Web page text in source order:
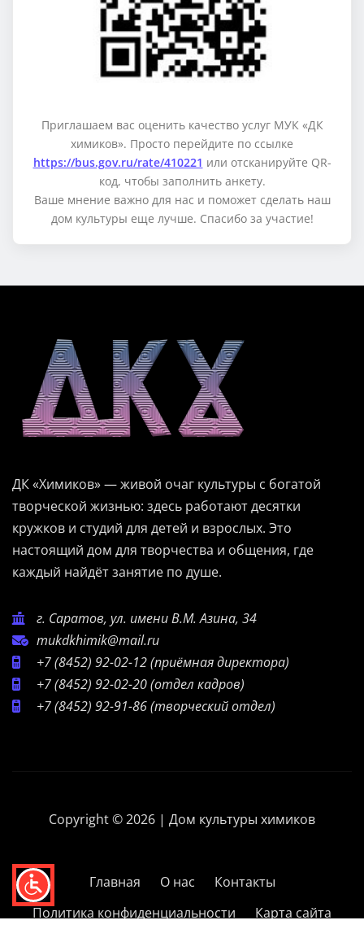
Приглашаем вас оценить качество услуг МУК «ДК
химиков». Просто перейдите по ссылке
https://bus.gov.ru/rate/410221 или отсканируйте QR-
код, чтобы заполнить анкету.
Ваше мнение важно для нас и поможет сделать наш
дом культуры еще лучше. Спасибо за участие!
ДК «Химиков» — живой очаг культуры с богатой
творческой жизнью: здесь работают десятки
кружков и студий для детей и взрослых. Это
настоящий дом для творчества и общения, где
каждый найдёт занятие по душе.
г. Саратов, ул. имени В.М. Азина, 34
mukdkhimik@mail.ru
+7 (8452) 92-02-12(приёмная директора)
+7 (8452) 92-02-20(отдел кадров)
+7 (8452) 92-91-86(творческий отдел)
Copyright © 2026 | Дом культуры химиков
Главная О нас
Контакты
Политика конфиденциальности
Карта сайта